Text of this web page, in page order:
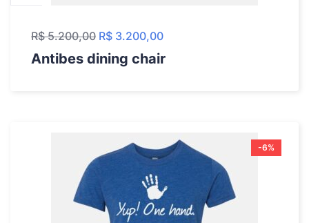
R$5.200,00 R$ 3.200,00
Antibes dining chair
-6%